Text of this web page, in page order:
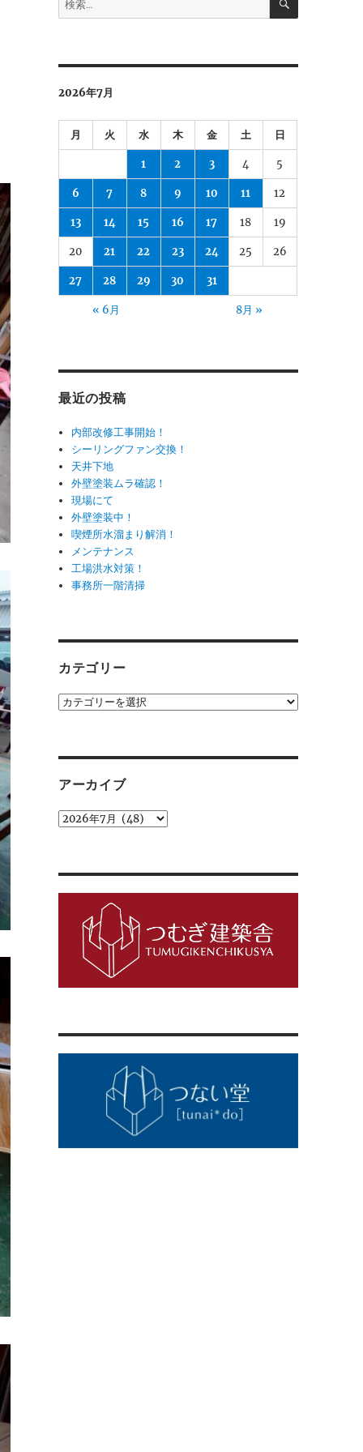
索:
2026年7月
月 火 水 木 金 土 日
1 2 3 4 5
6 7 8 9 10 11 12
13 14 15 16 17 18 19
20 21 22 23 24 25 26
27 28 29 30 31
« 6月 8月 »
最近の投稿
内部改修工事開始！
シーリングファン交換！
天井下地
外壁塗装ムラ確認！
現場にて
外壁塗装中！
喫煙所水溜まり解消！
メンテナンス
工場洪水対策！
事務所一階清掃
カテゴリー
カ
アーカイブ
ア